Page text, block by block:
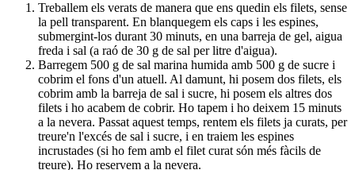
Treballem els verats de manera que ens quedin els filets, sense
la pell transparent. En blanquegem els caps i les espines,
submergint-los durant 30 minuts, en una barreja de gel, aigua
freda i sal (a raó de 30 g de sal per litre d'aigua).
Barregem 500 g de sal marina humida amb 500 g de sucre i
cobrim el fons d'un atuell. Al damunt, hi posem dos filets, els
cobrim amb la barreja de sal i sucre, hi posem els altres dos
filets i ho acabem de cobrir. Ho tapem i ho deixem 15 minuts
a la nevera. Passat aquest temps, rentem els filets ja curats, per
treure'n l'excés de sal i sucre, i en traiem les espines
incrustades (si ho fem amb el filet curat són més fàcils de
treure). Ho reservem a la nevera.